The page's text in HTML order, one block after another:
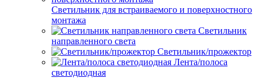
Светильник для встраиваемого и поверхностного
монтажа
Светильник
направленного света
Светильник/прожектор
Лента/полоса
светодиодная